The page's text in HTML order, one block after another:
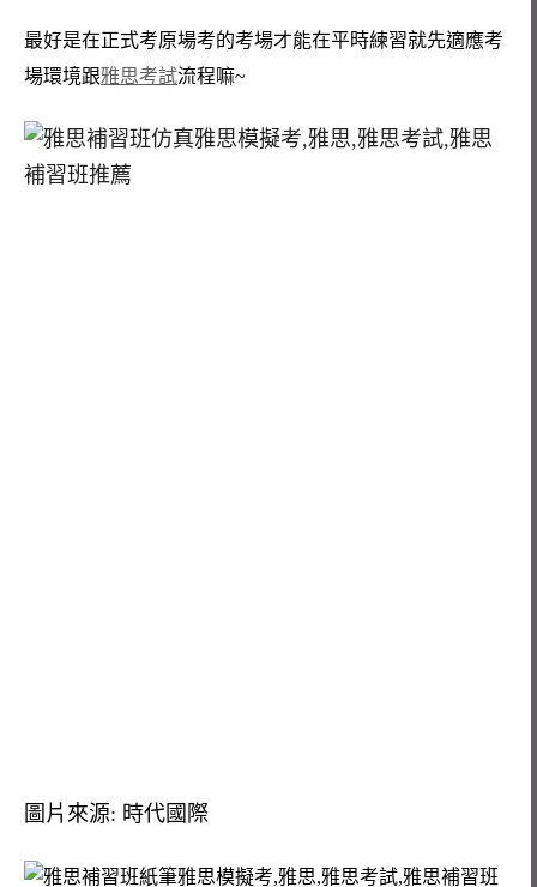
最好是在正式考原場考的考場才能在平時練習就先適應考
場環境跟雅思考試流程嘛~
圖片來源: 時代國際